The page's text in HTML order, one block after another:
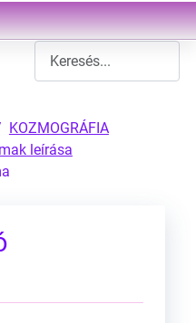
KOZMOGRÁFIA
leírása